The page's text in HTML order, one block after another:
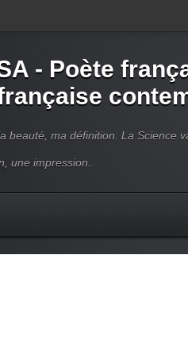
- Poète
beauté, ma définition. La Science
une impression..